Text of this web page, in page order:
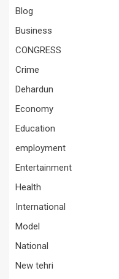
Blog
Business
CONGRESS
Crime
Dehardun
Economy
Education
employment
Entertainment
Health
International
Model
National
New tehri